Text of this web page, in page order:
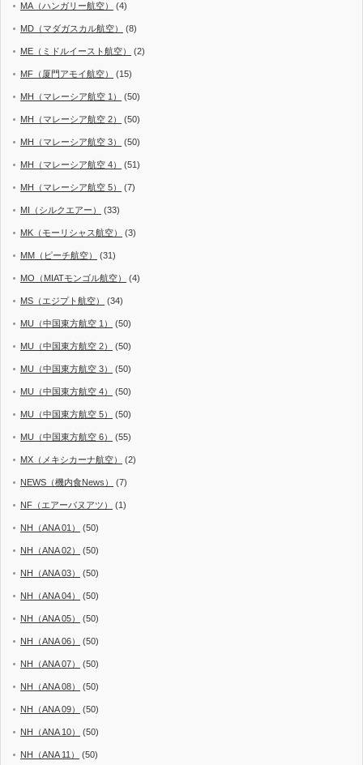
MA（ハンガリー航空） (4)
MD（マダガスカル航空） (8)
ME（ミドルイースト航空） (2)
MF（厦門アモイ航空） (15)
MH（マレーシア航空 1） (50)
MH（マレーシア航空 2） (50)
MH（マレーシア航空 3） (50)
MH（マレーシア航空 4） (51)
MH（マレーシア航空 5） (7)
MI（シルクエアー） (33)
MK（モーリシャス航空） (3)
MM（ピーチ航空） (31)
MO（MIATモンゴル航空） (4)
MS（エジプト航空） (34)
MU（中国東方航空 1） (50)
MU（中国東方航空 2） (50)
MU（中国東方航空 3） (50)
MU（中国東方航空 4） (50)
MU（中国東方航空 5） (50)
MU（中国東方航空 6） (55)
MX（メキシカーナ航空） (2)
NEWS（機内食News） (7)
NF（エアーバヌアツ） (1)
NH（ANA 01） (50)
NH（ANA 02） (50)
NH（ANA 03） (50)
NH（ANA 04） (50)
NH（ANA 05） (50)
NH（ANA 06） (50)
NH（ANA 07） (50)
NH（ANA 08） (50)
NH（ANA 09） (50)
NH（ANA 10） (50)
NH（ANA 11） (50)